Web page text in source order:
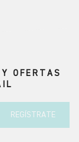
OFERTAS
REGÍSTRATE